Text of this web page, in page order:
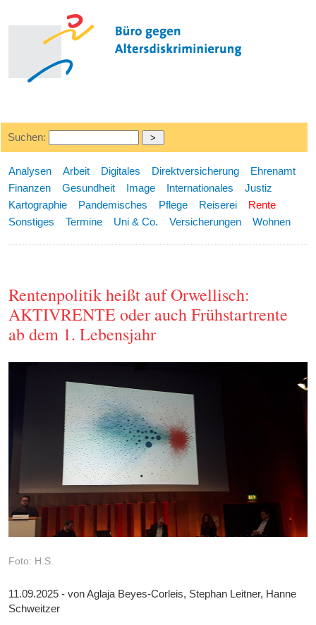
Suchen:
Analysen Arbeit Digitales Direktversicherung
Ehrenamt
Finanzen
Gesundheit Image Internationales
Justiz
Kartographie
Pandemisches Pflege Reiserei
Rente
Sonstiges
Termine Uni & Co. Versicherungen Wohnen
Rentenpolitik heißt auf Orwellisch:
AKTIVRENTE oder auch Frühstartrente
ab dem 1. Lebensjahr
Foto: H.S.
11.09.2025 - von Aglaja Beyes-Corleis, Stephan Leitner, Hanne
Schweitzer